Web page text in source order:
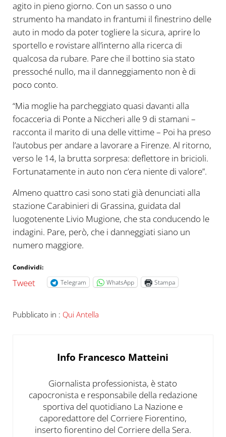
agito in pieno giorno. Con un sasso o uno
strumento ha mandato in frantumi il finestrino delle
auto in modo da poter togliere la sicura, aprire lo
sportello e rovistare all’interno alla ricerca di
qualcosa da rubare. Pare che il bottino sia stato
pressoché nullo, ma il danneggiamento non è di
poco conto.
“Mia moglie ha parcheggiato quasi davanti alla
focacceria di Ponte a Niccheri alle 9 di stamani –
racconta il marito di una delle vittime – Poi ha preso
l’autobus per andare a lavorare a Firenze. Al ritorno,
verso le 14, la brutta sorpresa: deflettore in bricioli.
Fortunatamente in auto non c’era niente di valore”.
Almeno quattro casi sono stati già denunciati alla
stazione Carabinieri di Grassina, guidata dal
luogotenente Livio Mugione, che sta conducendo le
indagini. Pare, però, che i danneggiati siano un
numero maggiore.
Condividi:
Tweet Telegram WhatsApp Stampa
Pubblicato in : Qui Antella
Info Francesco Matteini
Giornalista professionista, è stato
capocronista e responsabile della redazione
sportiva del quotidiano La Nazione e
caporedattore del Corriere Fiorentino,
inserto fiorentino del Corriere della Sera.